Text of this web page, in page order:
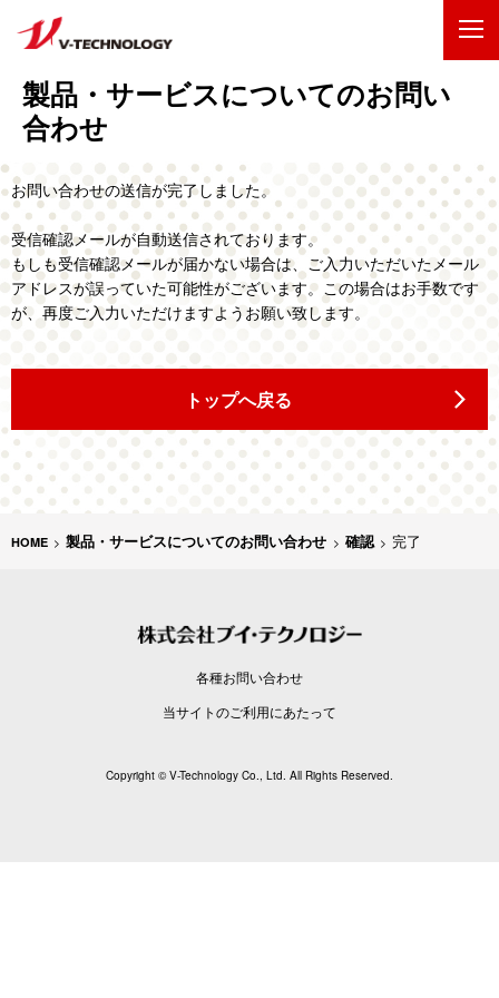
製品・サービスについてのお問い
合わせ
お問い合わせの送信が完了しました。
受信確認メールが自動送信されております。
もしも受信確認メールが届かない場合は、ご入力いただいたメール
アドレスが誤っていた可能性がございます。この場合はお手数です
が、再度ご入力いただけますようお願い致します。
トップへ戻る
企業情報
製品・事業
IR情報
採用情報
技術・開発
ENGLISH
製品・サービスについてのお問い合わせ 確認 完了
各種お問い合わせ
当サイトのご利用にあたって
Copyright © V-Technology Co., Ltd. All Rights Reserved.